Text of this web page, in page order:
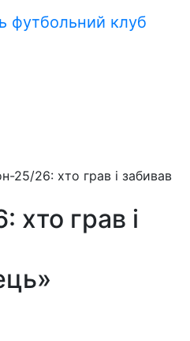
футбольний клуб
25/26: хто грав і забивав
грав і